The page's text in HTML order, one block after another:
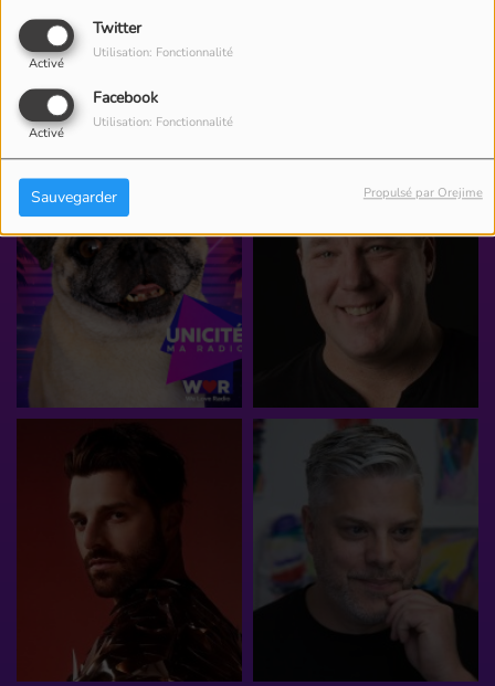
Twitter
Activé
Utilisation: Fonctionnalité
Facebook
Activé
Utilisation: Fonctionnalité
Sauvegarder Propulsé par Orejime
ÉQUIPE